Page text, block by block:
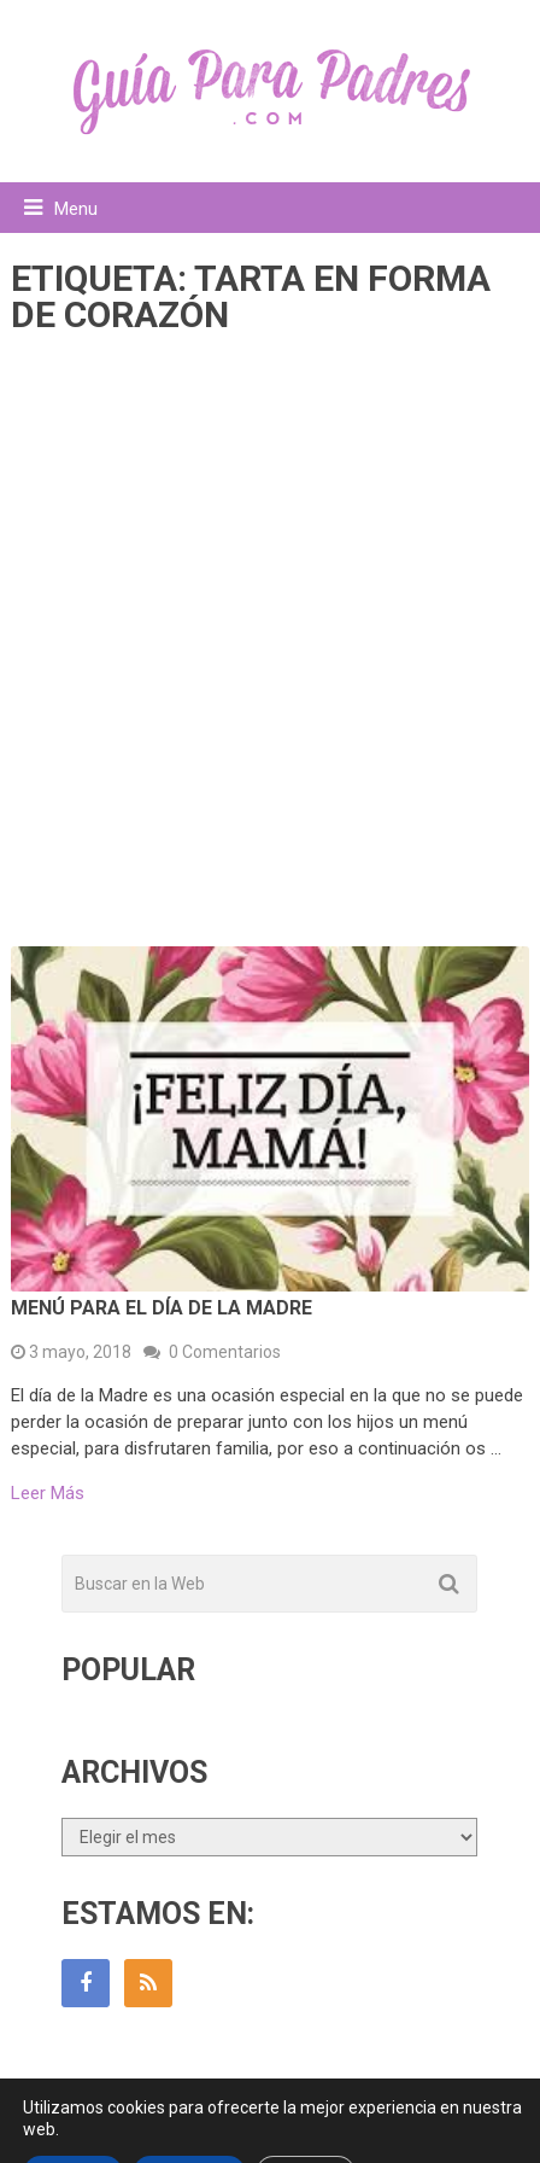
Menu
ETIQUETA: TARTA EN FORMA
DE CORAZÓN
MENÚ PARA EL DÍA DE LA MADRE
3 mayo, 2018 0 Comentarios
El día de la Madre es una ocasión especial en la que no se puede
perder la ocasión de preparar junto con los hijos un menú
especial, para disfrutaren familia, por eso a continuación os …
Leer Más
POPULAR
ARCHIVOS
Archivos
ESTAMOS EN:
Contactar|| Datos Legales y Privacidady
Utilizamos cookies para ofrecerte la mejor experiencia en nuestra
web.